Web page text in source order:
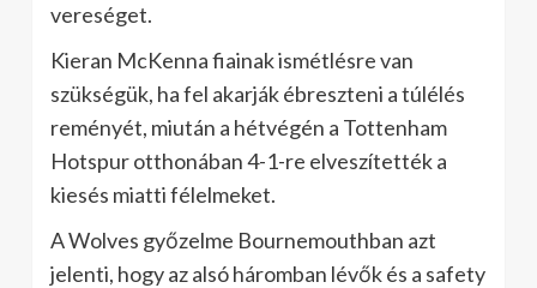
vereséget.
Kieran McKenna fiainak ismétlésre van
szükségük, ha fel akarják ébreszteni a túlélés
reményét, miután a hétvégén a Tottenham
Hotspur otthonában 4-1-re elveszítették a
kiesés miatti félelmeket.
A Wolves győzelme Bournemouthban azt
jelenti, hogy az alsó háromban lévők és a safety